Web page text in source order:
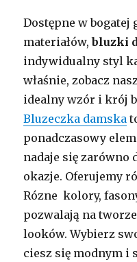
Dostępne w
materiałów,bluzki
indywidualny styl
właśnie, zobacz
idealny wzór i krój
Bluzeczka damska
ponadczasowy
nadaje się zarówno
okazje. Oferujemy
Rózne kolory,
pozwalają na
looków. Wybierz
ciesz się modnym i